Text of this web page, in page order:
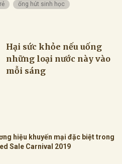
ống hút sinh học
Hại sức khỏe nếu uống
những loại nước này vào
mỗi sáng
hiệu khuyến mại đặc biệt trong
Sale Carnival 2019